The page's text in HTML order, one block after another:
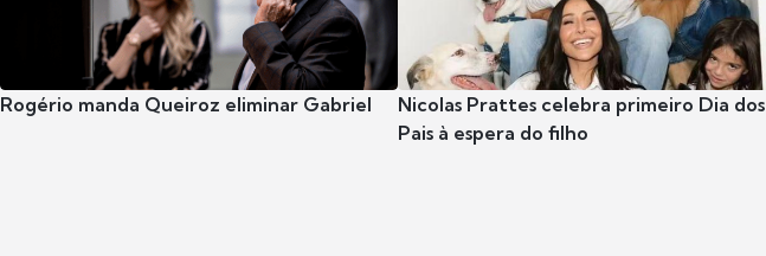
Rogério manda Queiroz eliminar Gabriel
Nicolas Prattes celebra primeiro Dia dos
Pais à espera do filho